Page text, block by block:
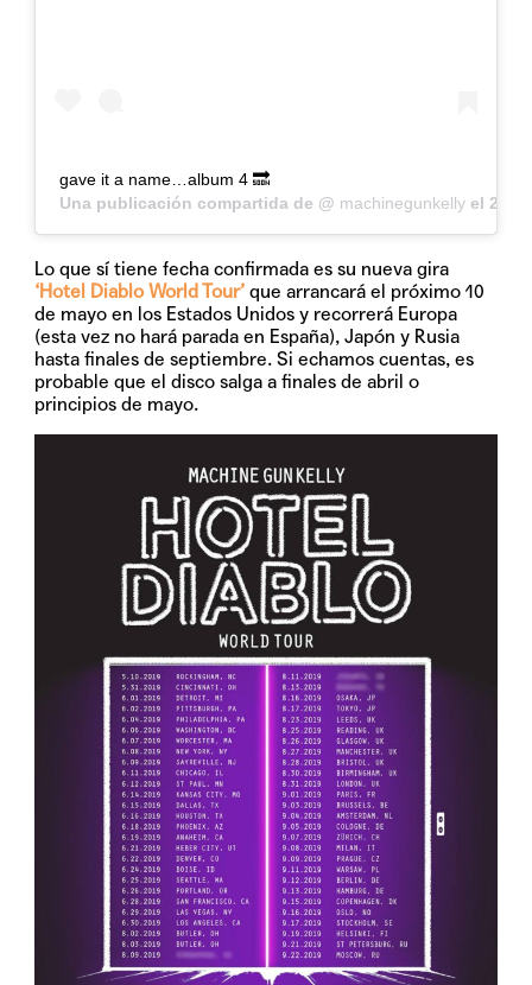
gave it a name…album 4 🔜
Una publicación compartida de @ machinegunkelly el 2
Lo que sí tiene fecha confirmada es su nueva gira
‘Hotel Diablo World Tour’ que arrancará el próximo 10
de mayo en los Estados Unidos y recorrerá Europa
(esta vez no hará parada en España), Japón y Rusia
hasta finales de septiembre. Si echamos cuentas, es
probable que el disco salga a finales de abril o
principios de mayo.